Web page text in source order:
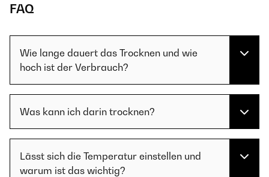
FAQ
Wie lange dauert das Trocknen und wie
hoch ist der Verbrauch?
Was kann ich darin trocknen?
Lässt sich die Temperatur einstellen und
warum ist das wichtig?